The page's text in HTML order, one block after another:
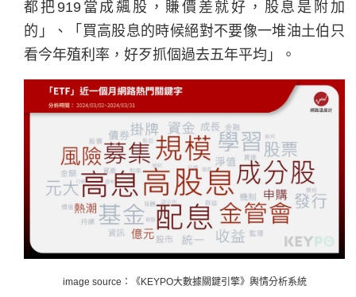
都把919當成飆股，賺價差就好，股息是附加
的」、「買高股息的時候絕對不要像一堆油土伯只
看今年殖利率，好歹抓個過去五年平均」。
image source：《KEYPO大數據關鍵引擎》輿情分析系統